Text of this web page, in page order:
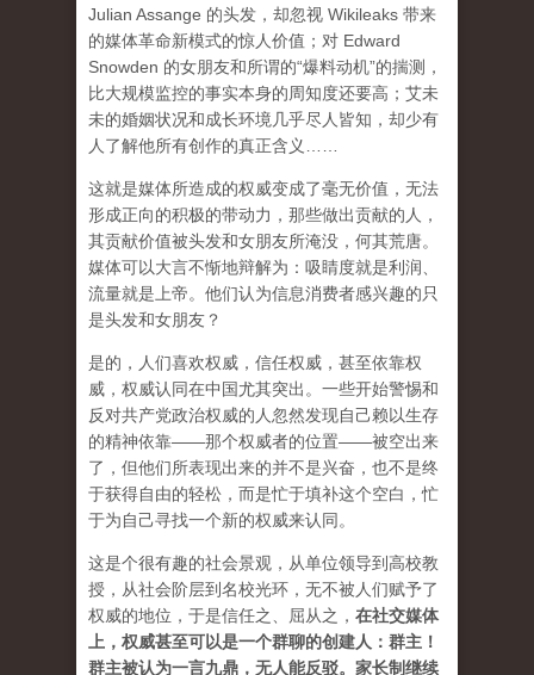
Julian Assange 的头发，却忽视 Wikileaks 带来
的媒体革命新模式的惊人价值；对 Edward
Snowden 的女朋友和所谓的“爆料动机”的揣测，
比大规模监控的事实本身的周知度还要高；艾未
未的婚姻状况和成长环境几乎尽人皆知，却少有
人了解他所有创作的真正含义……
这就是媒体所造成的权威变成了毫无价值，无法
形成正向的积极的带动力，那些做出贡献的人，
其贡献价值被头发和女朋友所淹没，何其荒唐。
媒体可以大言不惭地辩解为：吸睛度就是利润、
流量就是上帝。他们认为信息消费者感兴趣的只
是头发和女朋友？
是的，人们喜欢权威，信任权威，甚至依靠权
威，权威认同在中国尤其突出。一些开始警惕和
反对共产党政治权威的人忽然发现自己赖以生存
的精神依靠——那个权威者的位置——被空出来
了，但他们所表现出来的并不是兴奋，也不是终
于获得自由的轻松，而是忙于填补这个空白，忙
于为自己寻找一个新的权威来认同。
这是个很有趣的社会景观，从单位领导到高校教
授，从社会阶层到名校光环，无不被人们赋予了
权威的地位，于是信任之、屈从之， 在社交媒体
上，权威甚至可以是一个群聊的创建人：群主！
群主被认为一言九鼎，无人能反驳。家长制继续